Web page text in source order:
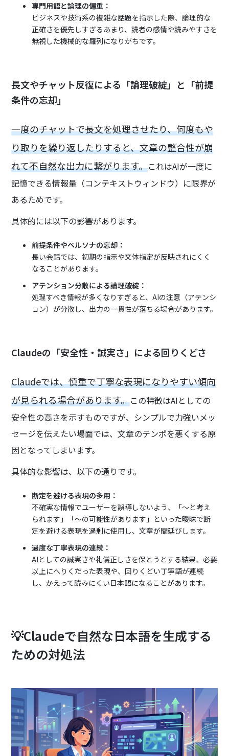
専門用語と論理の偏重：
ビジネスや技術系の複雑な話題を指示した際、論理的な
正確さを優先しすぎるあまり、読者の感情や読みやすさを
無視した機械的な羅列になりがちです。
長文やチャット反復による「論理破綻」と「前提
条件の忘却」
一度のチャットで長文を処理させたり、何度もや
り取りを繰り返したりすると、文章の整合性が崩
れて不自然な出力に繋がります。これはAIが一度に
記憶できる情報量（コンテキストウィンドウ）に限界が
あるためです。
具体的には以下の影響があります。
前提条件やペルソナの忘却：
長い会話では、初期の指示や文体指定が反映されにくく
なることがあります。
アテンション分散による論理破綻：
処理すべき情報が多くなりすぎると、AIの注意（アテンシ
ョン）が分散し、出力の一貫性が落ちる場合があります。
Claudeの「安全性・誠実さ」による回りくどさ
Claudeでは、慎重で丁寧な表現になりやすい傾向
が見られる場合があります。この特徴はAIとしての
安全性の高さを示すものですが、シンプルで力強いメッ
セージを伝えたい場面では、文章のテンポを悪くする原
因となってしまいます。
具体的な影響は、以下の通りです。
断定を避ける表現の多用：
不確実な情報でユーザーを誤導しないよう、「〜と考え
られます」「〜の可能性があります」といった曖昧で断
定を避ける表現を過剰に使用し、文章が間延びします。
過度な丁寧表現の連続：
AIとしての誠実さや礼儀正しさを保とうとする結果、必要
以上にへりくだった表現や、回りくどい丁寧語が連続
し、かえって読みにくい日本語になることがあります。
💡Claudeで自然な日本語を生成する
ための対処法